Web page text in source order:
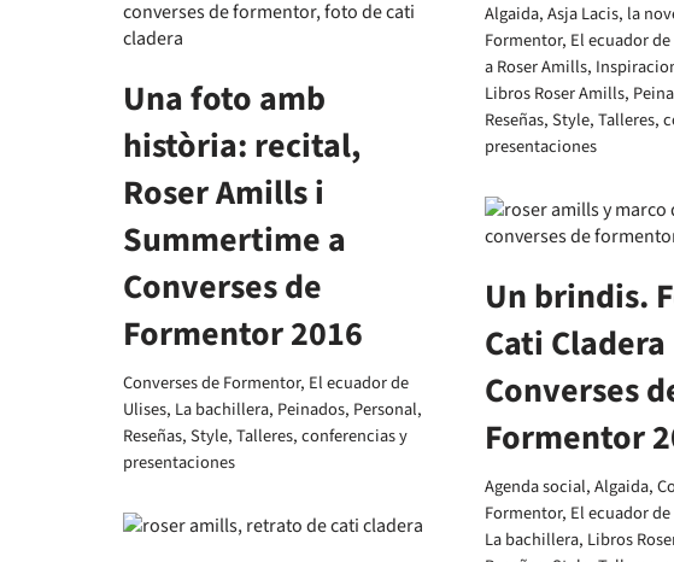
Algaida,Asja Lacis, la
Formentor, El ecuador
a Roser Amills,
Libros Roser Amills,
Reseñas,Style,Talleres,
presentaciones
Una foto amb
història: recital,
Roser Amills i
Summertime a
Converses de
Formentor 2016
Converses de Formentor, El ecuador de
Ulises, La bachillera, Peinados, Personal,
Reseñas,Style,Talleres, conferencias y
presentaciones
Un brindis.
Cati Cladera
Converses
Formentor
Agenda social,Algaida,
Formentor, El ecuador
La bachillera, Libros